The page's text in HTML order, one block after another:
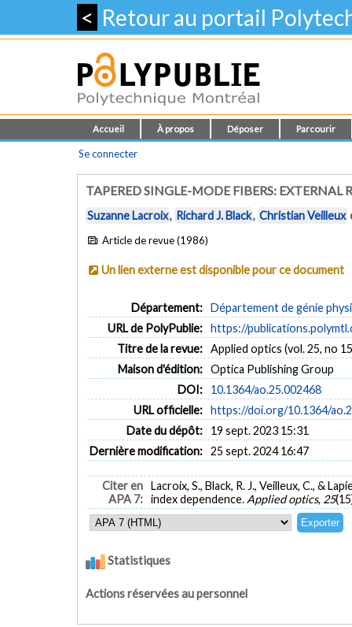
< Retour au portail
Accueil À propos Déposer Parcourir
Se connecter
TAPERED SINGLE-MODE FIBERS:
Suzanne Lacroix, Richard J. Black, Christian Veilleux
Article de revue (1986)
Un lien externe est disponible pour ce document
Département: Département de génie
URL de PolyPublie: https://
Titre de la revue: Applied optics (vol. 25, no
Maison d'édition: Optica Publishing Group
DOI:
10.1364/ao.25.002468
URL officielle: https://doi.org/10.1364/
Date du dépôt:
19 sept. 2023 15:31
Dernière modification: 25 sept. 2024 16:47
Citer en
APA 7:
Lacroix, S., Black, R. J., Veilleux, C., &
index dependence. Applied optics, 25
Statistiques
Actions réservées au personnel